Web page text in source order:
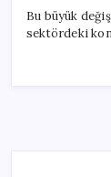
Bu büyük
sektördeki